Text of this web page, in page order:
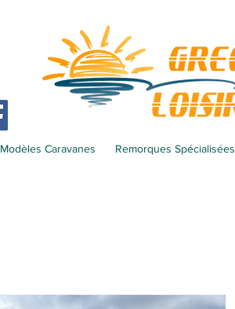
Modèles Caravanes Remorques Spécialisées